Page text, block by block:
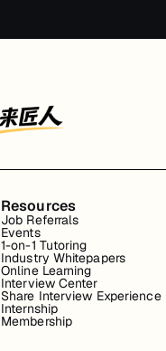
Resources
Job Referrals
Events
1-on-1 Tutoring
Industry Whitepapers
Online Learning
Interview Center
Share Interview Experience
Internship
Membership